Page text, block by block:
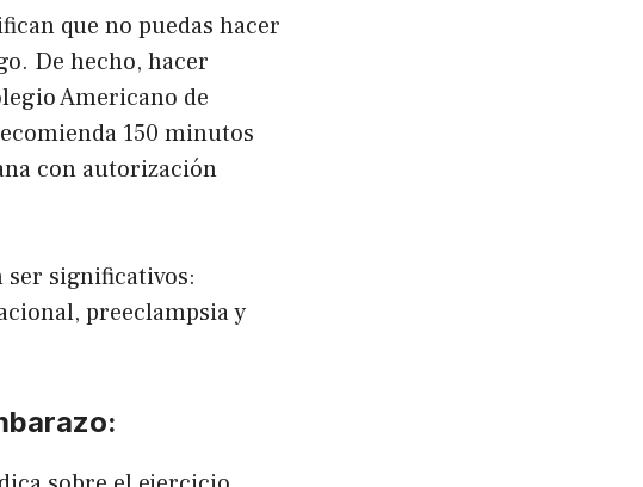
que no puedas hacer
De hecho, hacer
Americano de
150 minutos
con autorización
ser significativos:
preeclampsia y